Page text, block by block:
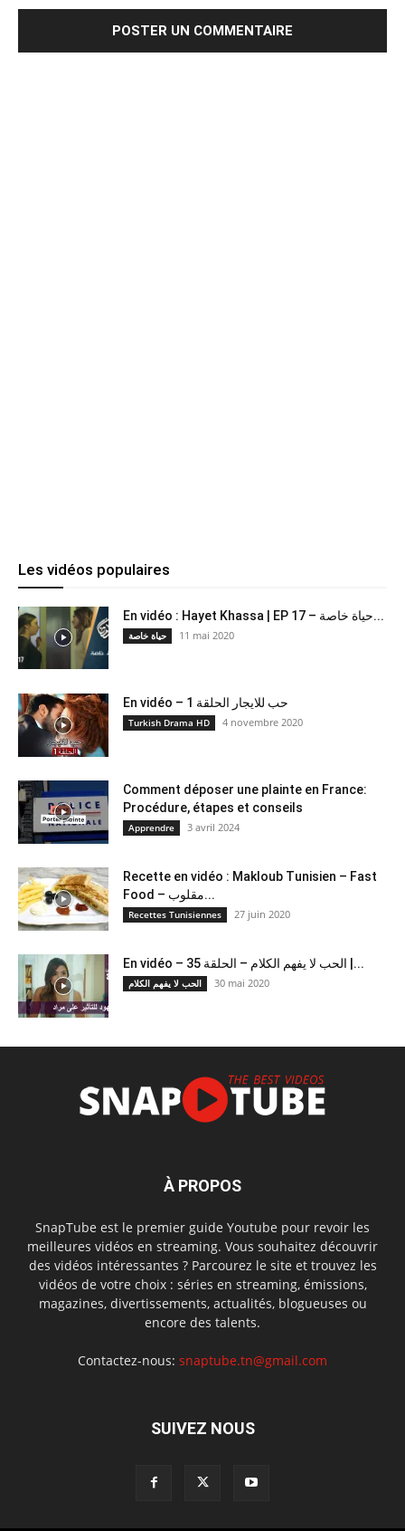
Les vidéos populaires
En vidéo : Hayet Khassa | EP 17 – حياة خاصة...
حياة خاصة 11 mai 2020
En vidéo – حب للايجار الحلقة 1
Turkish Drama HD 4 novembre 2020
Comment déposer une plainte en France:
Procédure, étapes et conseils
Apprendre 3 avril 2024
Recette en vidéo : Makloub Tunisien – Fast
Food – مقلوب...
Recettes Tunisiennes 27 juin 2020
En vidéo – الحب لا يفهم الكلام – الحلقة 35 |...
الحب لا يفهم الكلام 30 mai 2020
À PROPOS
SnapTube est le premier guide Youtube pour revoir les
meilleures vidéos en streaming. Vous souhaitez découvrir
des vidéos intéressantes ? Parcourez le site et trouvez les
vidéos de votre choix : séries en streaming, émissions,
magazines, divertissements, actualités, blogueuses ou
encore des talents.
Contactez-nous: snaptube.tn@gmail.com
SUIVEZ NOUS